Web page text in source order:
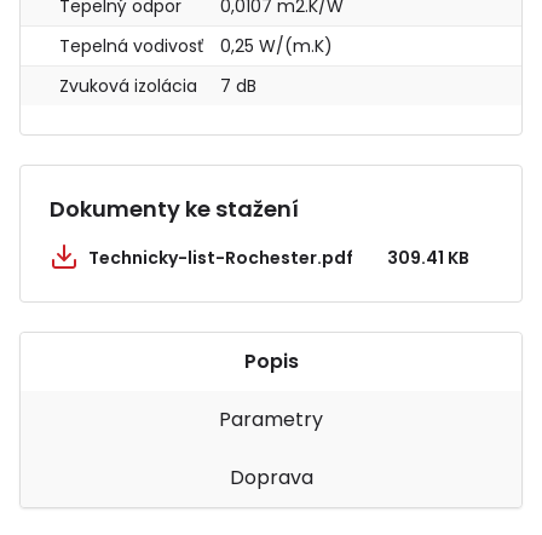
Tepelný odpor
0,0107 m2.K/W
Tepelná vodivosť
0,25 W/(m.K)
Zvuková izolácia
7 dB
Dokumenty ke stažení
Technicky-list-Rochester.pdf 309.41 KB
Popis
Parametry
Doprava